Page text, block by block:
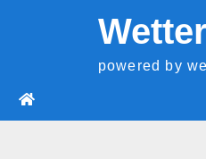
powered by